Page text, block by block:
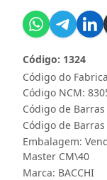
Código do
Código: 1324
Código NCM:
Código de
Código de
Embalagem:
Master CM\40
Marca: BACCHI